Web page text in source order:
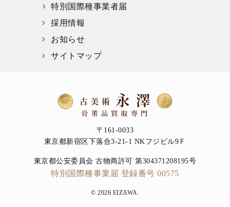
特別国際種事業者届
採用情報
お知らせ
サイトマップ
〒161-0033
東京都新宿区下落合3-21-1 NKフジビル9Ｆ
東京都公安委員会 古物商許可 第304371208195号
特別国際種事業届 登録番号 00575
© 2026 EIZAWA.